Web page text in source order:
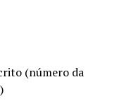
(número da